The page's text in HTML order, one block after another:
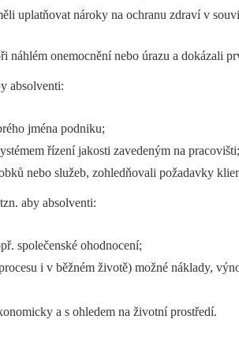
uplatňovat nároky na ochranu zdraví v
onemocnění nebo úrazu a dokázali
absolventi:
jména podniku;
řízení jakosti zavedeným na pracovišti;
nebo služeb, zohledňovali požadavky
tzn. aby absolventi:
společenské ohodnocení;
i v běžném životě) možné náklady,
a s ohledem na životní prostředí.